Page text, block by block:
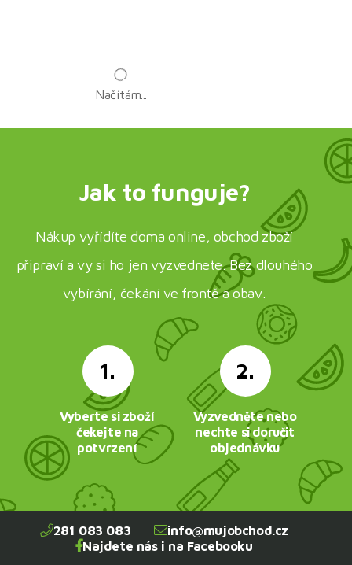
Načítám...
Jak to funguje?
Nákup vyřídíte doma online, obchod zboží
připraví a vy si ho jen vyzvednete. Bez dlouhého
vybírání, čekání ve frontě a obav.
1.
Vyberte si zboží
čekejte na
potvrzení
2.
Vyzvedněte nebo
nechte si doručit
objednávku
281 083 083
info@mujobchod.cz
Najdete nás i na Facebooku